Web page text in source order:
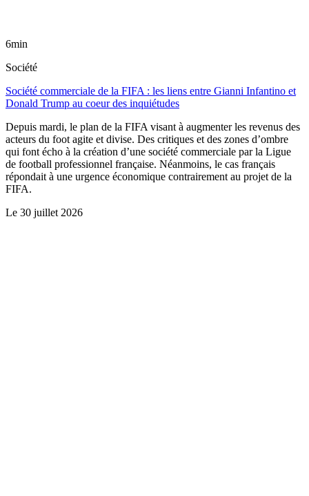
6min
Société
Société commerciale de la FIFA : les liens entre Gianni Infantino et
Donald Trump au coeur des inquiétudes
Depuis mardi, le plan de la FIFA visant à augmenter les revenus des
acteurs du foot agite et divise. Des critiques et des zones d’ombre
qui font écho à la création d’une société commerciale par la Ligue
de football professionnel française. Néanmoins, le cas français
répondait à une urgence économique contrairement au projet de la
FIFA.
Le 30 juillet 2026